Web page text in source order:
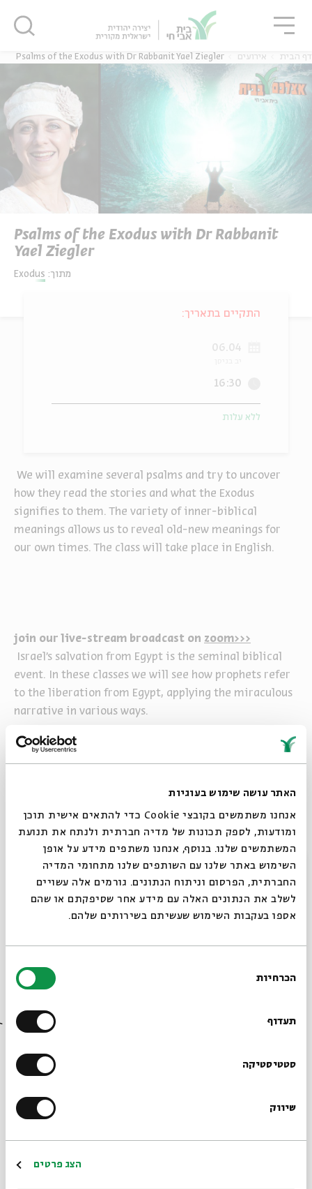
האתר עושה שימוש בעוגיות
אנחנו משתמשים בקובצי Cookie כדי להתאים אישית תוכן
ומודעות, לספק תכונות של מדיה חברתית ולנתח את תנועת
המשתמשים שלנו. בנוסף, אנחנו משתפים מידע על אופן
השימוש באתר שלנו עם השותפים שלנו מתחומי המדיה
החברתית, הפרסום וניתוח הנתונים. גורמים אלה עשויים
לשלב את הנתונים האלה עם מידע אחר שסיפקתם או שהם
אספו בעקבות השימוש שעשיתם בשירותים שלהם.
הסכמה
הכרחיות
תעדוף
סטטיסטיקה
שיווק
הצג פרטים
דף הבית אירועים Psalms of the Exodus with Dr Rabbanit Yael Ziegler
Psalms of the Exodus with Dr Rabbanit
Yael Ziegler
מתוך: Exodus
We will examine several psalms and try to uncover
how they read the stories and what the Exodus
signifies to them. The variety of inner-biblical
meanings allows us to reveal old-new meanings for
our own times. The class will take place in English.
join our live-stream broadcast on zoom>>>
Israel’s salvation from Egypt is the seminal biblical
event. In these classes we will see how prophets refer
to the liberation from Egypt, applying the miraculous
narrative in various ways.
שיתוף הוספה ליומן הרשמה לאירועים דומים
התקיים בתאריך:
06.04
16:30
ללא עלות
Isaiah and the Exodus
סגור
סגור